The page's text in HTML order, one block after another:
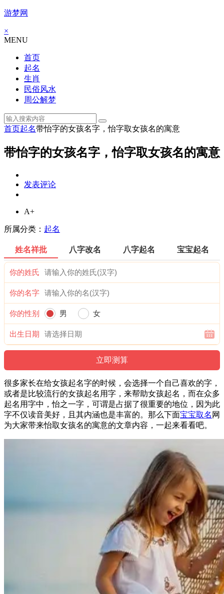
游梦网
×
MENU
首页
起名
生肖
民俗风水
周公解梦
首页起名带怡字的女孩名字，怡字取女孩名的寓意
带怡字的女孩名字，怡字取女孩名的寓意
发表评论
A+
所属分类： 起名
姓名祥批 八字改名 八字起名 宝宝起名
你的姓氏
你的名字
你的性别 男 女
出生日期
很多家长在给女孩起名字的时候，会选择一个自己喜欢的字，
或者是比较流行的女孩起名用字，来帮助女孩起名，而在众多
起名用字中，怡之一字，可谓是占据了很重要的地位，因为此
字不仅读音美好，且其内涵也是丰富的。那么下面宝宝取名 网
为大家带来怡取女孩名的寓意的文章内容，一起来看看吧。